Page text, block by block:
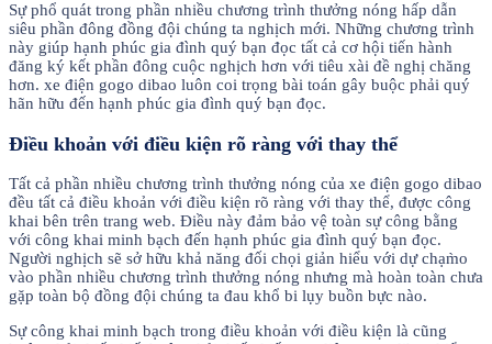
Sự phổ quát trong phần nhiều chương trình thưởng nóng hấp dẫn
siêu phần đông đồng đội chúng ta nghịch mới. Những chương trình
này giúp hạnh phúc gia đình quý bạn đọc tất cả cơ hội tiến hành
đăng ký kết phần đông cuộc nghịch hơn với tiêu xài đề nghị chăng
hơn. xe điện gogo dibao luôn coi trọng bài toán gây buộc phải quý
hãn hữu đến hạnh phúc gia đình quý bạn đọc.
Điều khoản với điều kiện rõ ràng với thay thể
Tất cả phần nhiều chương trình thưởng nóng của xe điện gogo dibao
đều tất cả điều khoản với điều kiện rõ ràng với thay thể, được công
khai bên trên trang web. Điều này đảm bảo vệ toàn sự công bằng
với công khai minh bạch đến hạnh phúc gia đình quý bạn đọc.
Người nghịch sẽ sở hữu khả năng đối chọi giản hiểu với dự chạm̀o
vào phần nhiều chương trình thưởng nóng nhưng mà hoàn toàn chưa
gặp toàn bộ đồng đội chúng ta đau khổ bi lụy buồn bực nào.
Sự công khai minh bạch trong điều khoản với điều kiện là cũng